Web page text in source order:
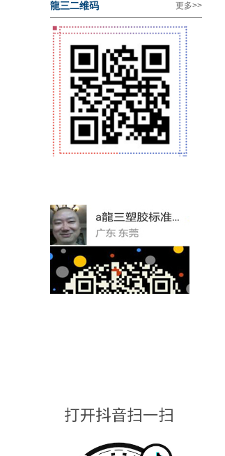
更多>>
龍三二维码